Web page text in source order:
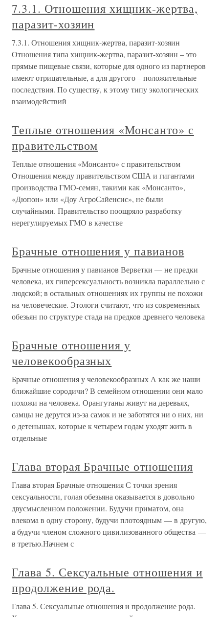
7.3.1. Отношения хищник-жертва,
паразит-хозяин
7.3.1. Отношения хищник-жертва, паразит-хозяин
Отношения типа хищник-жертва, паразит-хозяин – это
прямые пищевые связи, которые для одного из партнеров
имеют отрицательные, а для другого – положительные
последствия. По существу, к этому типу экологических
взаимодействий
Теплые отношения «Монсанто» с
правительством
Теплые отношения «Монсанто» с правительством
Отношения между правительством США и гигантами
производства ГМО-семян, такими как «Монсанто»,
«Дюпон» или «Доу АгроСайенсис», не были
случайными. Правительство поощряло разработку
нерегулируемых ГМО в качестве
Брачные отношения у павианов
Брачные отношения у павианов Верветки — не предки
человека, их гиперсексуальность возникла параллельно с
людской; в остальных отношениях их группы не похожи
на человеческие. Этологи считают, что из современных
обезьян по структуре стада на предков древнего человека
Брачные отношения у
человекообразных
Брачные отношения у человекообразных А как же наши
ближайшие сородичи? В семейном отношении они мало
похожи на человека. Орангутаны живут на деревьях,
самцы не дерутся из-за самок и не заботятся ни о них, ни
о детенышах, которые к четырем годам уходят жить в
отдельные
Глава вторая Брачные отношения
Глава вторая Брачные отношения С точки зрения
сексуальности, голая обезьяна оказывается в довольно
двусмысленном положении. Будучи приматом, она
влекома в одну сторону, будучи плотоядным — в другую,
а будучи членом сложного цивилизованного общества —
в третью.Начнем с
Глава 5. Сексуальные отношения и
продолжение рода.
Глава 5. Сексуальные отношения и продолжение рода.